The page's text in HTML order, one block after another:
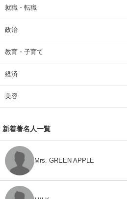
就職・転職
政治
教育・子育て
経済
美容
新着著名人一覧
Mrs. GREEN APPLE